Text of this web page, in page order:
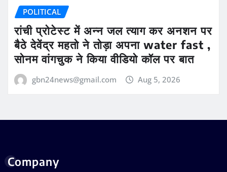
POLITICAL
रांची प्रोटेस्ट में अन्न जल त्याग कर अनशन पर
बैठे देवेंद्र महतो ने तोड़ा अपना water fast ,
सोनम वांगचुक ने किया वीडियो कॉल पर बात
gbn24news@gmail.com Aug 5, 2026
Company